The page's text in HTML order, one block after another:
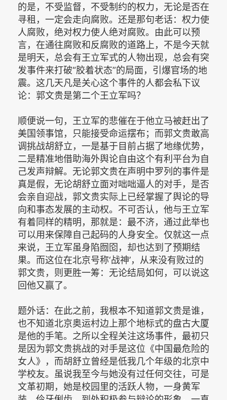
的是，不受监督，不受制约的权力，无论是否在
寻租，一定会走向腐败。还是那句老话：权力使
人腐败，绝对权力使人绝对腐败。由此可以预
言，在通往腐败和反腐败的道路上，不是今天就
是明天，总会有王立军式的人物出现，总会有突
发事件来打破“胶着状态”的局面，引爆官场的地
震。这几天凡是关心这个事件的人都会私下议
论：郭文贵是第二个王立军吗？
顺便说一句，王立军的悲催在于他立马被赶出了
美国领事馆，只能接受命运摆布；而郭文贵敢高
调挑战胡舒立，一是基于目前占据了地缘优势，
二是精准地借助海外舆论自由这个有利平台为自
己发声辩解。无论郭文贵在声明中罗列的事件是
真是假，无论胡舒立面对咄咄逼人的对手，是否
会亲自迎战，郭文贵实际上已经掌握了舆论的导
向和事态发展的主动权。不可否认，他与王立军
有着同样的精明，那就是：最不济，通过此举也
可以用来保障自己起码的人身安全。仅就这一点
来说，王立军虽身陷囫囵，却也达到了预期结
果。而这位在北京号称‘战神’，从来没有败过的
郭文贵，则更胜一筹：无论结局如何，可以说这
回他又赢了。
题外话：在此之前，我根本不知道郭文贵是谁，
也不知道北京奥运村边上那个地标式的盘古大厦
是他的手笔。之所以全程关注这场事件，最初只
是因为郭文贵挑战的对手是这位《中国最危险的
女人》，而胡舒立曾经是低我几个年级的北京中
学校友。虽说我至今与她没有过任何交往，可是
文革初期，她是校园里的活跃人物，一身黄军